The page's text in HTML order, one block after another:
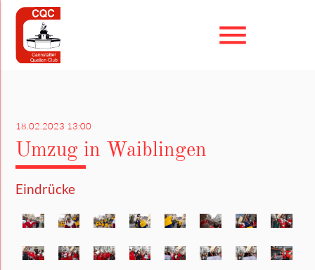
menu
18.02.2023 13:00
Umzug in Waiblingen
Eindrücke